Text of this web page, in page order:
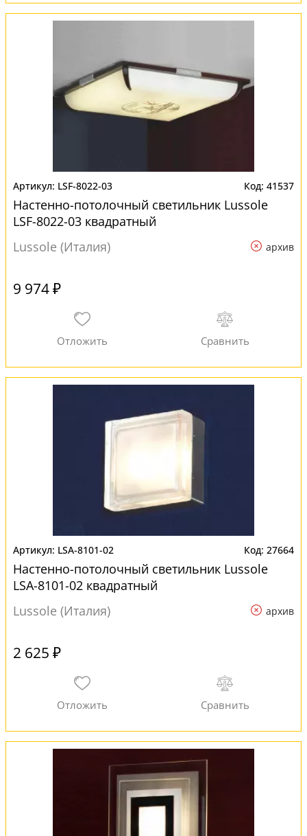
LSF-8022-03 41537
Настенно-потолочный светильник Lussole
LSF-8022-03 квадратный
Lussole (Италия)
архив
9 974 ₽
LSA-8101-02 27664
Настенно-потолочный светильник Lussole
LSA-8101-02 квадратный
Lussole (Италия)
архив
2 625 ₽